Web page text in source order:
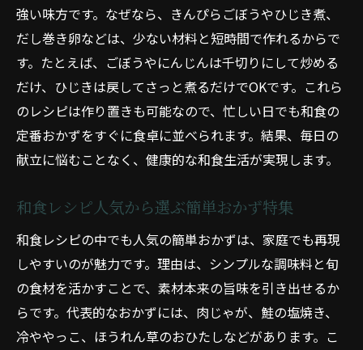
強い味方です。なぜなら、きんぴらごぼうやひじき煮、
だし巻き卵などは、少ない材料と短時間で作れるからで
す。たとえば、ごぼうやにんじんは千切りにして炒める
だけ、ひじきは戻してさっと煮るだけでOKです。これら
のレシピは作り置きも可能なので、忙しい日でも和食の
定番おかずをすぐに食卓に並べられます。結果、毎日の
献立に悩むことなく、健康的な和食生活が実現します。
和食レシピ人気から選ぶ簡単おかず特集
和食レシピの中でも人気の簡単おかずは、家庭でも再現
しやすいのが魅力です。理由は、シンプルな調味料と旬
の食材を活かすことで、素材本来の旨味を引き出せるか
らです。代表的なおかずには、肉じゃが、鮭の塩焼き、
冷ややっこ、ほうれん草のおひたしなどがあります。こ